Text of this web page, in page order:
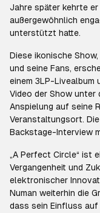
Jahre später kehrte
außergewöhnlich
unterstützt hatte.
Diese ikonische
und seine Fans,
einem 3LP-Livealbum
Video der Show unter
Anspielung auf seine
Veranstaltungsort.
Backstage-Interview
„A Perfect Circle“ ist
Vergangenheit und
elektronischer
Numan weiterhin die
dass sein Einfluss